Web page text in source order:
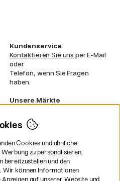
Kundenservice
Kontaktieren Sie uns per E-Mail
oder
Telefon, wenn Sie Fragen
haben.
Unsere Märkte
Norwegen
Dänemark
Frankreich
Irland
Niederlande
UK
Cookies und ähnliche
zu personalisieren,
bereitzustellen und den
Wir können Informationen
auf unserer Website und